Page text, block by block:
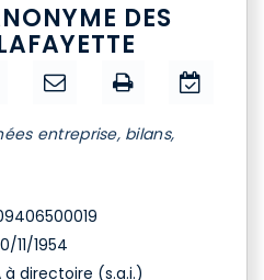
DES
entreprise, bilans,
11/1954
à directoire (s.a.i.)